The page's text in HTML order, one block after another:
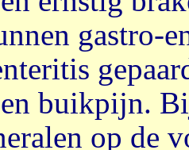
gastro-
buikpijn.
op de